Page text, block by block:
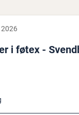
i føtex -